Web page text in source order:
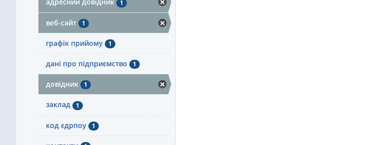
адресний довідник 1
веб-сайт 1
графік прийому 1
дані про підприємство 1
довідник 1
заклад 1
код єдрпоу 1